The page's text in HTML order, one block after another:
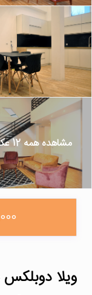
مشاهده همه 12 عکس ها
ویلا دوبلکس